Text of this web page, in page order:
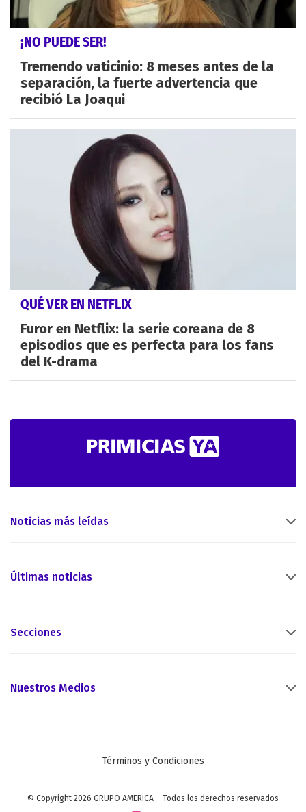
¡NO PUEDE SER!
Tremendo vaticinio: 8 meses antes de la
separación, la fuerte advertencia que
recibió La Joaqui
QUÉ VER EN NETFLIX
Furor en Netflix: la serie coreana de 8
episodios que es perfecta para los fans
del K-drama
Noticias más leídas
Últimas noticias
Secciones
Nuestros Medios
Términos y Condiciones
© Copyright 2026 GRUPO AMERICA – Todos los derechos reservados